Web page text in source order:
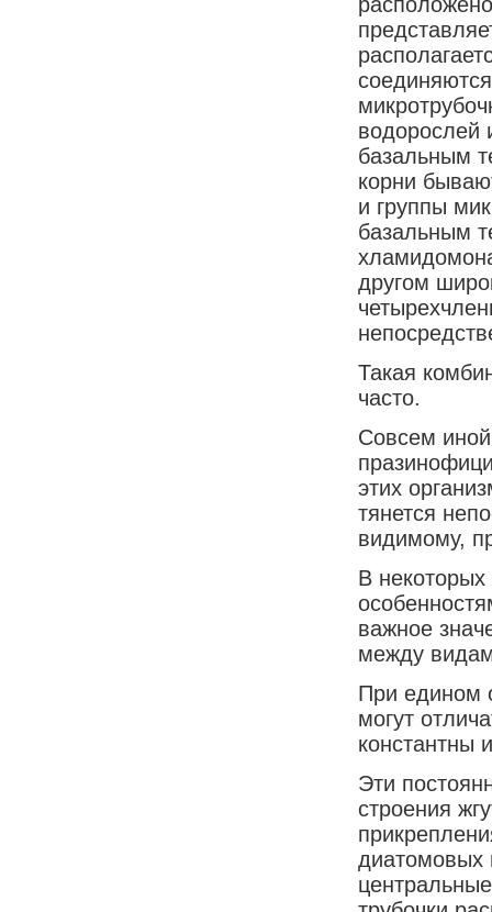
базальным
корни
и группы
базальным
другом
Такая
часто.
Совсем
этих
тянется
видимому,
В
важное
между
При едином
могут
константны
Эти
строения
диатомовых